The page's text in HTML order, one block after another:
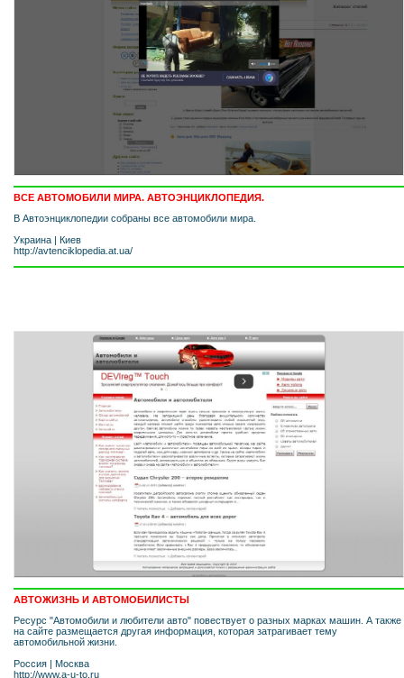
ВСЕ АВТОМОБИЛИ МИРА. АВТОЭНЦИКЛОПЕДИЯ.
В Автоэнциклопедии собраны все автомобили мира.
Украина | Киев
http://avtenciklopedia.at.ua/
АВТОЖИЗНЬ И АВТОМОБИЛИСТЫ
Ресурс "Автомобили и любители авто" повествует о разных марках машин. А также
на сайте размещается другая информация, которая затрагивает тему
автомобильной жизни.
Россия | Москва
http://www.a-u-to.ru